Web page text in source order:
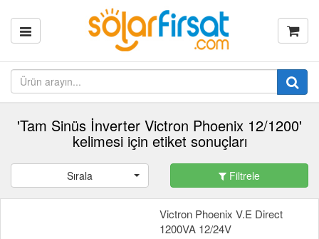
'Tam Sinüs İnverter Victron Phoenix 12/1200'
kelimesi için etiket sonuçları
Sırala Filtrele
Victron Phoenix V.E Direct
1200VA 12/24V